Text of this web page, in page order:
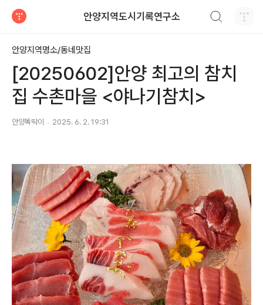
안양지역도시기록연구소
안양지역명소/동네맛집
[20250602]안양 최고의 참치
집 수촌마을 <야나기참치>
안양똑딱이 2025. 6. 2. 19:31